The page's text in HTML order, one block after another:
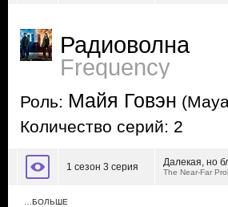
Радиоволна
Frequency
Роль: Майя Говэн
Количество серий: 2
1 сезон 3 серия Далекая, но
The Near-Far
…БОЛЬШЕ